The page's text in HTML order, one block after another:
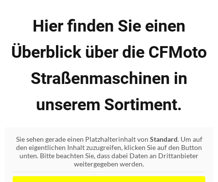
Hier finden Sie einen
Überblick über die CFMoto
Straßenmaschinen in
unserem Sortiment.
Sie sehen gerade einen Platzhalterinhalt von Standard. Um auf
den eigentlichen Inhalt zuzugreifen, klicken Sie auf den Button
unten. Bitte beachten Sie, dass dabei Daten an Drittanbieter
weitergegeben werden.